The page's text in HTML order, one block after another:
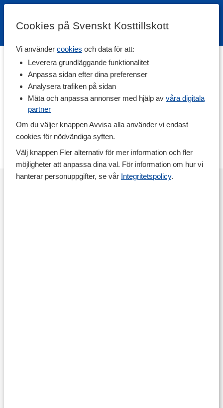
Cookies på Svenskt Kosttillskott
Vi använder cookies och data för att:
Leverera grundläggande funktionalitet
Anpassa sidan efter dina preferenser
Analysera trafiken på sidan
Mäta och anpassa annonser med hjälp av våra digitala
partner
Om du väljer knappen Avvisa alla använder vi endast
cookies för nödvändiga syften.
Välj knappen Fler alternativ för mer information och fler
möjligheter att anpassa dina val. För information om hur vi
hanterar personuppgifter, se vår Integritetspolicy.
Callowfit
Callowfit erbjuder produkter för dig som är ute efter ett kalorisnålt
såser som piggar upp torra matlådor eller som lyxar till middagen,
men även söta såser som är utmärkta på gröt och pannkakor.